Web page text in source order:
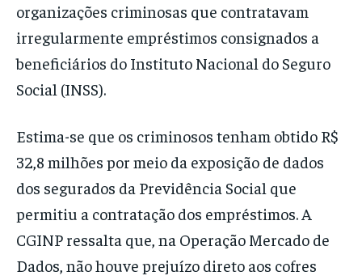
organizações criminosas que contratavam
irregularmente empréstimos consignados a
beneficiários do Instituto Nacional do Seguro
Social (INSS).
Estima-se que os criminosos tenham obtido R$
32,8 milhões por meio da exposição de dados
dos segurados da Previdência Social que
permitiu a contratação dos empréstimos. A
CGINP ressalta que, na Operação Mercado de
Dados, não houve prejuízo direto aos cofres